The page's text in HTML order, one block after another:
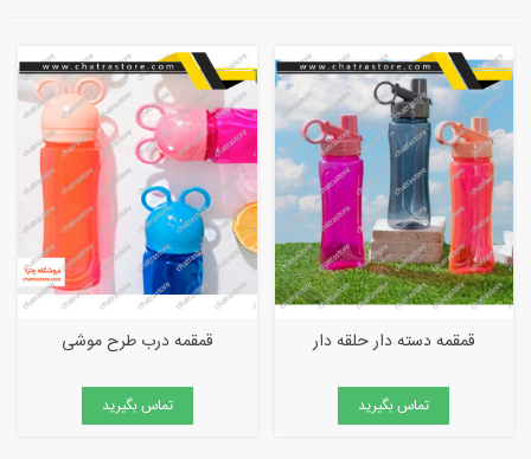
قمقمه دسته دار حلقه دار
تماس بگیرید
قمقمه درب طرح موشی
تماس بگیرید